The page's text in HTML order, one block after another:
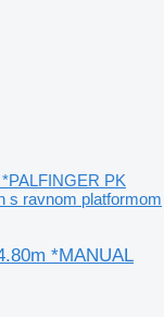
PK
s ravnom platformom
*MANUAL